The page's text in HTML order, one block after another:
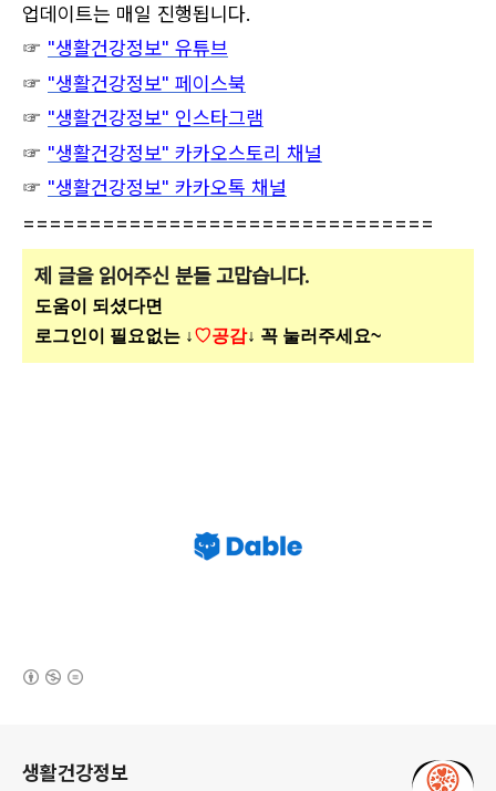
업데이트는 매일 진행됩니다.
☞ "생활건강정보" 유튜브
☞ "생활건강정보" 페이스북
☞ "생활건강정보" 인스타그램
☞ "생활건강정보" 카카오스토리 채널
☞ "생활건강정보" 카카오톡 채널
===============================
제 글을 읽어주신 분들 고맙습니다.
도움이 되셨다면
로그인이 필요없는 ↓♡공감↓ 꼭 눌러주세요~
생활건강정보